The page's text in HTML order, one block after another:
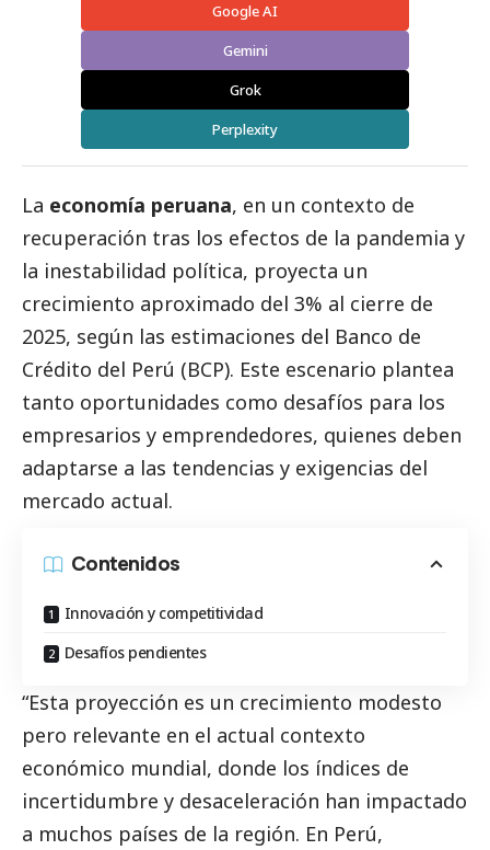
Google AI
Gemini
Grok
Perplexity
La economía peruana, en un contexto de
recuperación tras los efectos de la pandemia y
la inestabilidad política, proyecta un
crecimiento aproximado del 3% al cierre de
2025, según las estimaciones del Banco de
Crédito del Perú (BCP). Este escenario plantea
tanto oportunidades como desafíos para los
empresarios y emprendedores, quienes deben
adaptarse a las tendencias y exigencias del
mercado actual.
Contenidos
Innovación y competitividad
Desafíos pendientes
“Esta proyección es un crecimiento modesto
pero relevante en el actual contexto
económico mundial, donde los índices de
incertidumbre y desaceleración han impactado
a muchos países de la región. En Perú,